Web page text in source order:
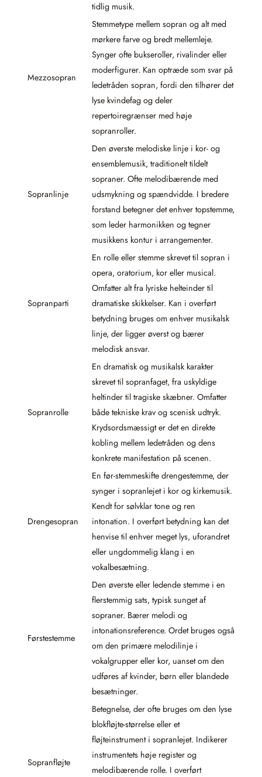
tidlig musik.
Mezzosopran
Stemmetype mellem sopran og alt med
mørkere farve og bredt mellemleje.
Synger ofte bukseroller, rivalinder eller
moderfigurer. Kan optræde som svar på
ledetråden sopran, fordi den tilhører det
lyse kvindefag og deler
repertoiregrænser med høje
sopranroller.
Sopranlinje
Den øverste melodiske linje i kor- og
ensemblemusik, traditionelt tildelt
sopraner. Ofte melodibærende med
udsmykning og spændvidde. I bredere
forstand betegner det enhver topstemme,
som leder harmonikken og tegner
musikkens kontur i arrangementer.
Sopranparti
En rolle eller stemme skrevet til sopran i
opera, oratorium, kor eller musical.
Omfatter alt fra lyriske helteinder til
dramatiske skikkelser. Kan i overført
betydning bruges om enhver musikalsk
linje, der ligger øverst og bærer
melodisk ansvar.
Sopranrolle
En dramatisk og musikalsk karakter
skrevet til sopranfaget, fra uskyldige
heltinder til tragiske skæbner. Omfatter
både tekniske krav og scenisk udtryk.
Krydsordsmæssigt er det en direkte
kobling mellem ledetråden og dens
konkrete manifestation på scenen.
Drengesopran
En før-stemmeskifte drengestemme, der
synger i sopranlejet i kor og kirkemusik.
Kendt for sølvklar tone og ren
intonation. I overført betydning kan det
henvise til enhver meget lys, uforandret
eller ungdommelig klang i en
vokalbesætning.
Førstestemme
Den øverste eller ledende stemme i en
flerstemmig sats, typisk sunget af
sopraner. Bærer melodi og
intonationsreference. Ordet bruges også
om den primære melodilinje i
vokalgrupper eller kor, uanset om den
udføres af kvinder, børn eller blandede
besætninger.
Sopranfløjte
Betegnelse, der ofte bruges om den lyse
blokfløjte-størrelse eller et
fløjteinstrument i sopranlejet. Indikerer
instrumentets høje register og
melodibærende rolle. I overført